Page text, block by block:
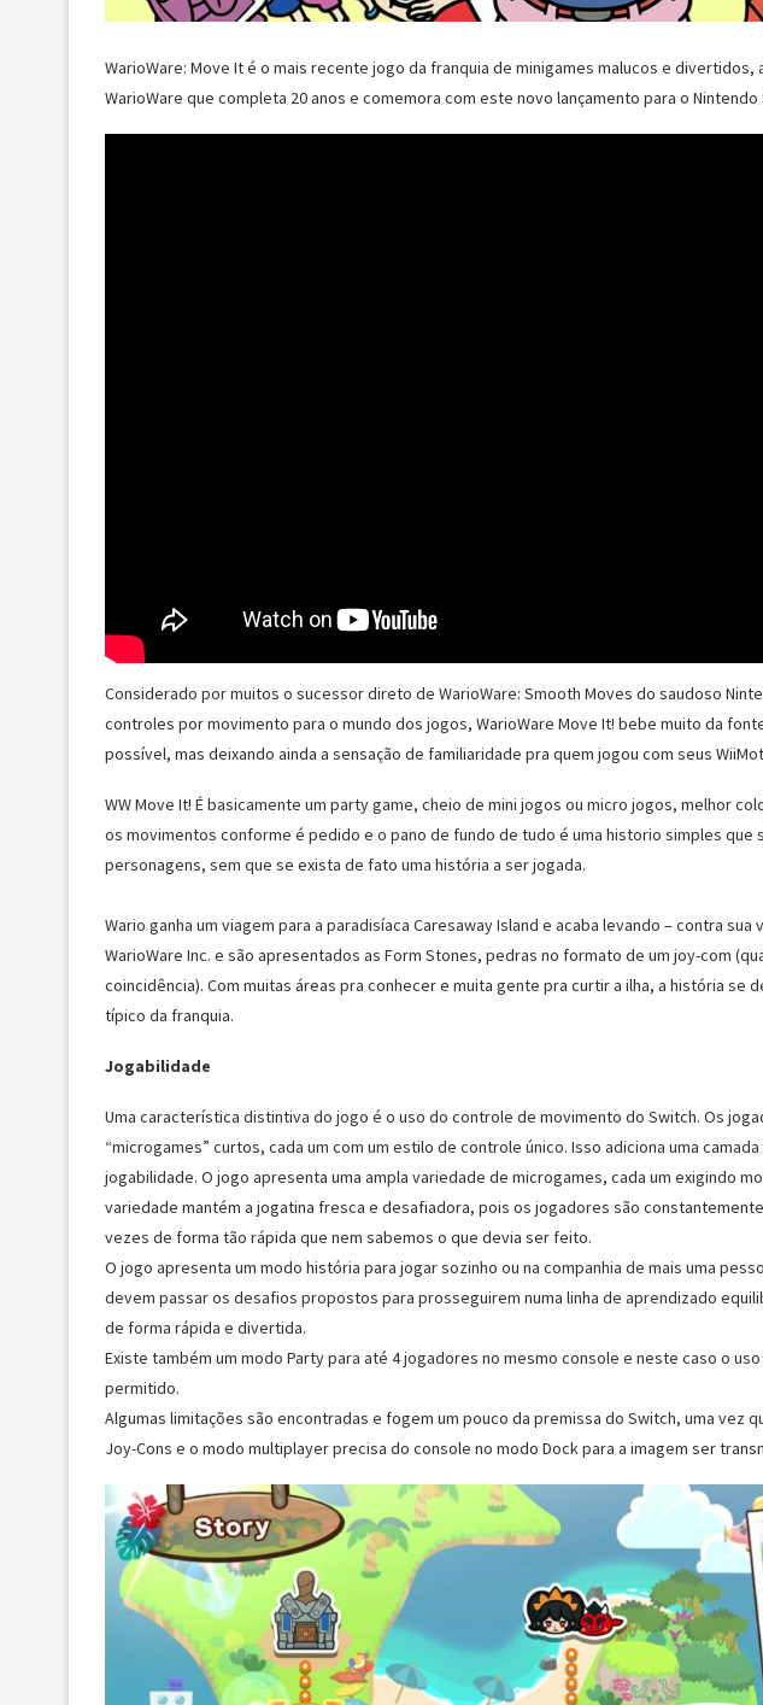
WarioWare: Move It é o mais recente jogo da franquia de minigames malucos e
WarioWare que completa 20 anos e comemora com este novo lançamento para o Nintendo
Considerado por muitos o sucessor direto de WarioWare: Smooth Moves do saudoso
controles por movimento para o mundo dos jogos, WarioWare Move It! bebe muito da
possível, mas deixando ainda a sensação de familiaridade pra quem jogou com seus
WW Move It! É basicamente um party game, cheio de mini jogos ou micro jogos, melhor
os movimentos conforme é pedido e o pano de fundo de tudo é uma historio simples que
personagens, sem que se exista de fato uma história a ser jogada.
Wario ganha um viagem para a paradisíaca Caresaway Island e acaba levando – contra
WarioWare Inc. e são apresentados as Form Stones, pedras no formato de um joy-com
coincidência). Com muitas áreas pra conhecer e muita gente pra curtir a ilha, a história se
típico da franquia.
Jogabilidade
Uma característica distintiva do jogo é o uso do controle de movimento do Switch. Os
“microgames” curtos, cada um com um estilo de controle único. Isso adiciona uma
jogabilidade. O jogo apresenta uma ampla variedade de microgames, cada um exigindo
variedade mantém a jogatina fresca e desafiadora, pois os jogadores são
vezes de forma tão rápida que nem sabemos o que devia ser feito.
O jogo apresenta um modo história para jogar sozinho ou na companhia de mais uma
devem passar os desafios propostos para prosseguirem numa linha de aprendizado
de forma rápida e divertida.
Existe também um modo Party para até 4 jogadores no mesmo console e neste caso o
permitido.
Algumas limitações são encontradas e fogem um pouco da premissa do Switch, uma vez
Joy-Cons e o modo multiplayer precisa do console no modo Dock para a imagem ser